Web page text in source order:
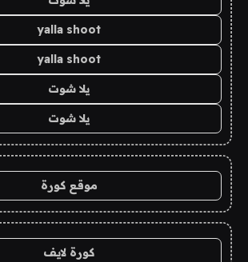
yalla shoot
yalla shoot
يلا شوت
يلا شوت
موقع كورة
كورة لايف